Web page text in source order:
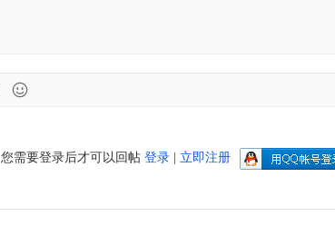
您需要登录后才可以回帖 登录 立即注册